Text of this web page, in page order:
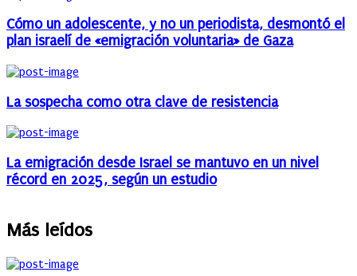
Cómo un adolescente, y no un periodista, desmontó el
plan israelí de «emigración voluntaria» de Gaza
La sospecha como otra clave de resistencia
La emigración desde Israel se mantuvo en un nivel
récord en 2025, según un estudio
Más leídos